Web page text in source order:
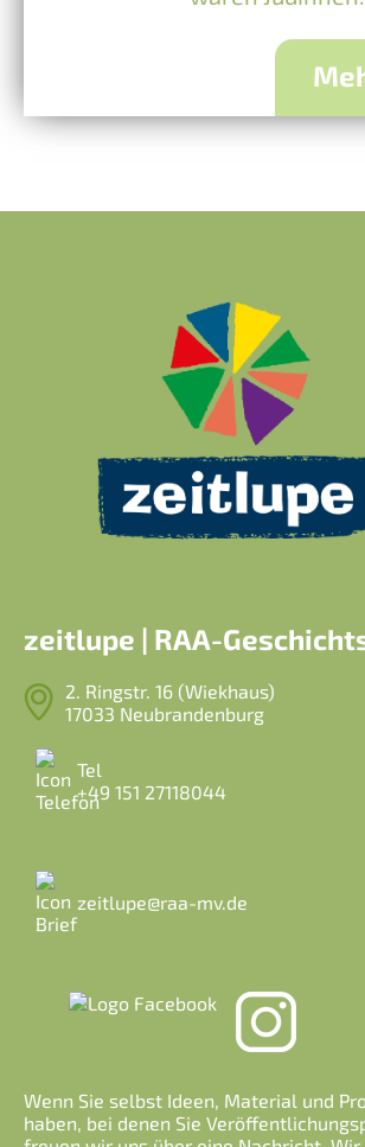
zeitlupe | RAA-
2. Ringstr. 16 (Wiekhaus)
17033 Neubrandenburg
Tel
+49 151 27118044
zeitlupe@raa-mv.de
Wenn Sie selbst Ideen, Material und
haben, bei denen Sie